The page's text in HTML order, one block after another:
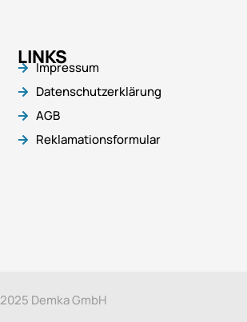
LINKS
Impressum
Datenschutzerklärung
AGB
Reklamationsformular
Demka GmbH